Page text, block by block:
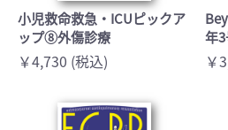
小児救命救急・ICUピックア
ップ⑧外傷診療
￥4,730 (税込)
年
￥